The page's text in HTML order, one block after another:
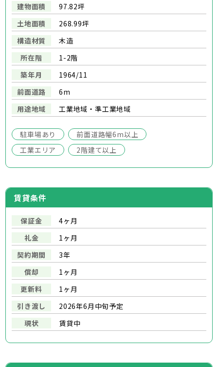
建物面積
97.82坪
土地面積
268.99坪
構造材質
木造
所在階
1-2階
築年月
1964/11
前面道路
6m
用途地域
工業地域・準工業地域
駐車場あり
前面道路幅6m以上
工業エリア
2階建て以上
賃貸条件
保証金
4ヶ月
礼金
1ヶ月
契約期間
3年
償却
1ヶ月
更新料
1ヶ月
引き渡し
2026年6月中旬予定
現状
賃貸中